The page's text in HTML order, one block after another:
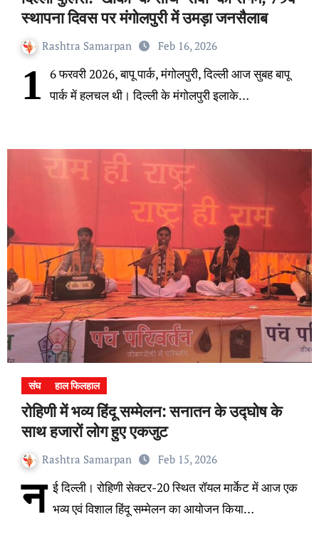
स्थापना दिवस पर मंगोलपुरी में उमड़ा जनसैलाब
Rashtra Samarpan Feb 16, 2026
1 6 फरवरी 2026, बापू पार्क, मंगोलपुरी, दिल्ली आज सुबह बापू
पार्क में हलचल थी। दिल्ली के मंगोलपुरी इलाके…
संघ हाल फिलहाल
रोहिणी में भव्य हिंदू सम्मेलन: सनातन के उद्घोष के
साथ हजारों लोग हुए एकजुट
Rashtra Samarpan Feb 15, 2026
न ई दिल्ली। रोहिणी सेक्टर-20 स्थित रॉयल मार्केट में आज एक
भव्य एवं विशाल हिंदू सम्मेलन का आयोजन किया…